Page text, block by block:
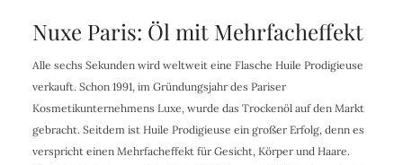
Nuxe Paris: Öl mit Mehrfacheffekt
Alle sechs Sekunden wird weltweit eine Flasche Huile Prodigieuse
verkauft. Schon 1991, im Gründungsjahr des Pariser
Kosmetikunternehmens Luxe, wurde das Trockenöl auf den Markt
gebracht. Seitdem ist Huile Prodigieuse ein großer Erfolg, denn es
verspricht einen Mehrfacheffekt für Gesicht, Körper und Haare.